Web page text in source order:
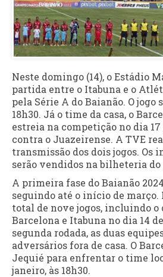
Neste domingo (14), o Estádio
partida entre o Itabuna e o
pela Série A do Baianão. O jogo
18h30. Já o time da casa, o
estreia na competição no dia 17
contra o Juazeirense. A TVE
transmissão dos dois jogos. Os
serão vendidos na bilheteria do
A primeira fase do Baianão
seguindo até o início de março.
total de nove jogos, incluindo
Barcelona e Itabuna no dia 14
segunda rodada, as duas
adversários fora de casa. O
Jequié para enfrentar o time
janeiro, às 18h30.